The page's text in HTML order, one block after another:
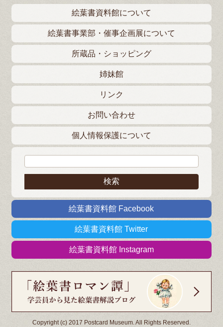
絵葉書資料館について
絵葉書事業部・催事企画展について
所蔵品・ショッピング
姉妹館
リンク
お問い合わせ
個人情報保護について
絵葉書資料館 Facebook
絵葉書資料館 Twitter
絵葉書資料館 Instagram
Copyright (c) 2017 Postcard Museum. All Rights Reserved.